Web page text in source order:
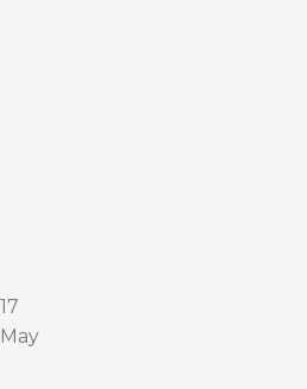
17
May